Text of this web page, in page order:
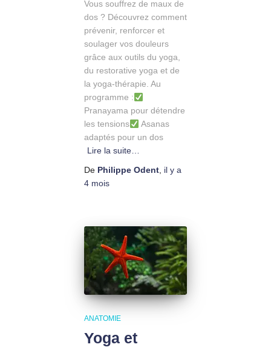
Vous souffrez de maux de
dos ? Découvrez comment
prévenir, renforcer et
soulager vos douleurs
grâce aux outils du yoga,
du restorative yoga et de
la yoga-thérapie. Au
programme :
Pranayama pour détendre
les tensions
Asanas
adaptés pour un dos
Lire la suite…
De Philippe Odent, il y a
4 mois
ANATOMIE
Yoga et